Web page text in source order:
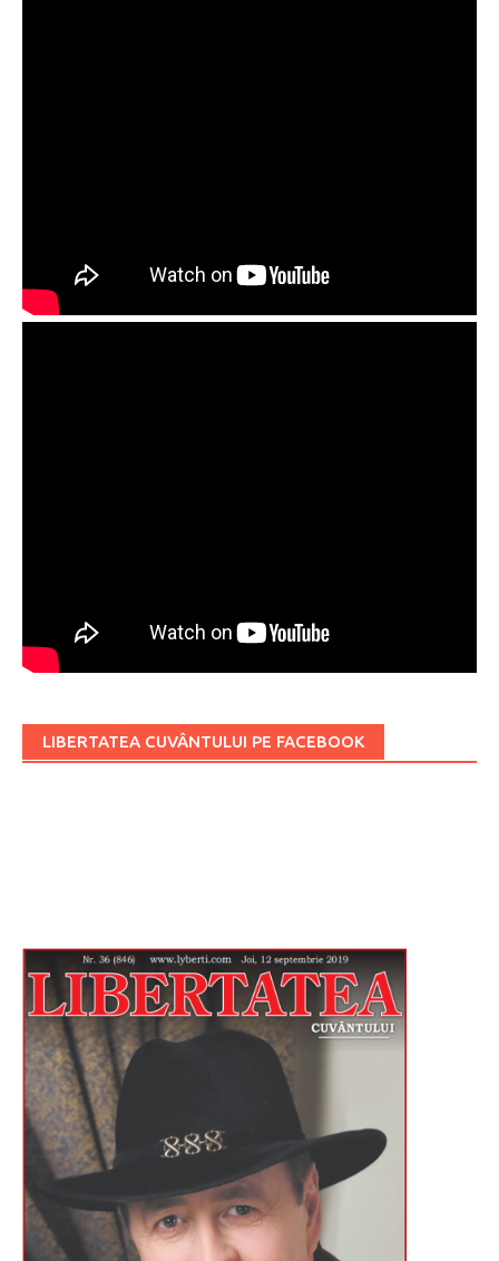
LIBERTATEA CUVÂNTULUI PE FACEBOOK